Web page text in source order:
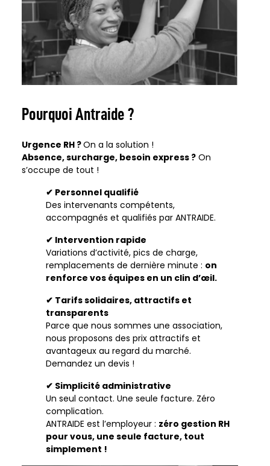
Pourquoi Antraide ?
Urgence RH ?On a la solution !
Absence, surcharge, besoin express ? On
s’occupe de tout !
✔ Personnel qualifié
Des intervenants compétents,
accompagnés et qualifiés par ANTRAIDE.
✔ Intervention rapide
Variations d’activité, pics de charge,
remplacements de dernière minute : on
renforce vos équipes en un clin d’œil.
✔ Tarifs solidaires, attractifs et
transparents
Parce que nous sommes une association,
nous proposons des prix attractifs et
avantageux au regard du marché.
Demandez un devis !
✔ Simplicité administrative
Un seul contact. Une seule facture. Zéro
complication.
ANTRAIDE est l’employeur : zéro gestion RH
pour vous, une seule facture, tout
simplement !